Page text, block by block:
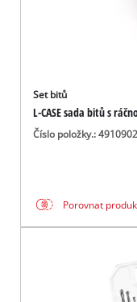
Set bitů
L-CASE sada bitů s
Číslo položky.:
Porovnat